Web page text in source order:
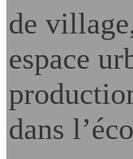
de
espace
dans